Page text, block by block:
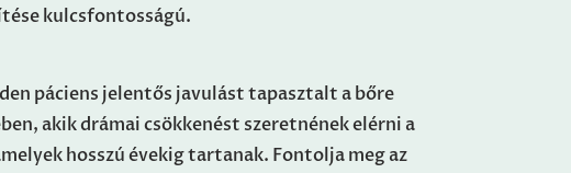
kulcsfontosságú.
páciens jelentős javulást tapasztalt a bőre
akik drámai csökkenést szeretnének elérni a
hosszú évekig tartanak. Fontolja meg az